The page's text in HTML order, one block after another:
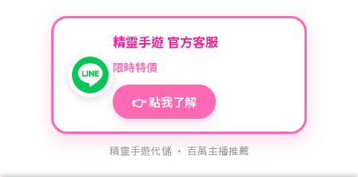
精靈手遊 官方客服
限時特價
👉 點我了解
精靈手遊代儲 · 百萬主播推薦